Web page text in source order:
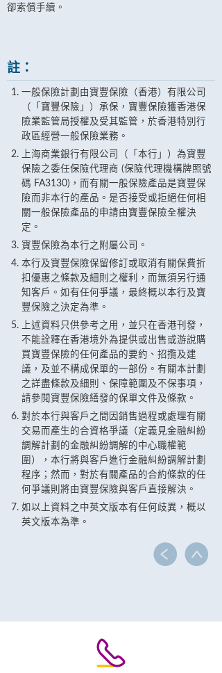
卻索償手續。
註：
一般保險計劃由寶豐保險（香港）有限公司
（「寶豐保險」）承保，寶豐保險獲香港保
險業監管局授權及受其監管，於香港特別行
政區經營一般保險業務。
上海商業銀行有限公司（「本行」）為寶豐
保險之委任保險代理商 (保險代理機構牌照號
碼 FA3130)，而有關一般保險產品是寶豐保
險而非本行的產品。是否接受或拒絕任何相
關一般保險產品的申請由寶豐保險全權決
定。
寶豐保險為本行之附屬公司。
本行及寶豐保險保留修訂或取消有關保費折
扣優惠之條款及細則之權利，而無須另行通
知客戶。如有任何爭議，最終概以本行及寶
豐保險之決定為準。
上述資料只供參考之用，並只在香港刊發，
不能詮釋在香港境外為提供或出售或游說購
買寶豐保險的任何產品的要約、招攬及建
議，及並不構成保單的一部份。有關本計劃
之詳盡條款及細則、保障範圍及不保事項，
請參閱寶豐保險繕發的保單文件及條款。
對於本行與客戶之間因銷售過程或處理有關
交易而產生的合資格爭議（定義見金融糾紛
調解計劃的金融糾紛調解的中心職權範
圍），本行將與客戶進行金融糾紛調解計劃
程序；然而，對於有關產品的合約條款的任
何爭議則將由寶豐保險與客戶直接解決。
如以上資料之中英文版本有任何歧異，概以
英文版本為準。